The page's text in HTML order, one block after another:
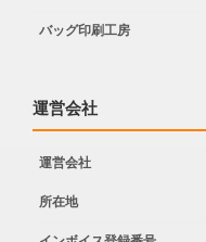
バッグ印刷工房
運営会社
運営会社
所在地